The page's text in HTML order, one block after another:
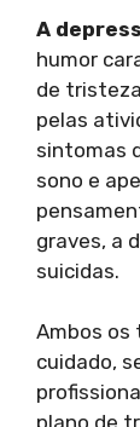
A
humor
de
pelas
sintomas
sono e
graves, a
suicidas.
Ambos os
cuidado,